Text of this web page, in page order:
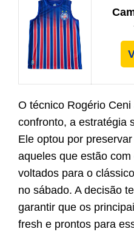
O técnico Rogério
confronto, a estratégia
Ele optou por
aqueles que estão
voltados para o
no sábado. A decisão
garantir que os
fresh e prontos para